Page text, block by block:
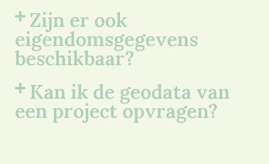
Zijn er ook
eigendomsgegevens
beschikbaar?
Kan ik de geodata van
een project opvragen?